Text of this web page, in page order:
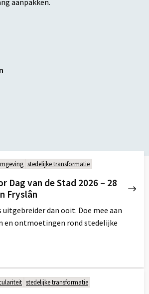
aanpakken.
stedelijke transformatie
Dag van de Stad 2026 – 28
Fryslân
dan ooit. Doe mee aan
en ontmoetingen rond stedelijke
stedelijke transformatie